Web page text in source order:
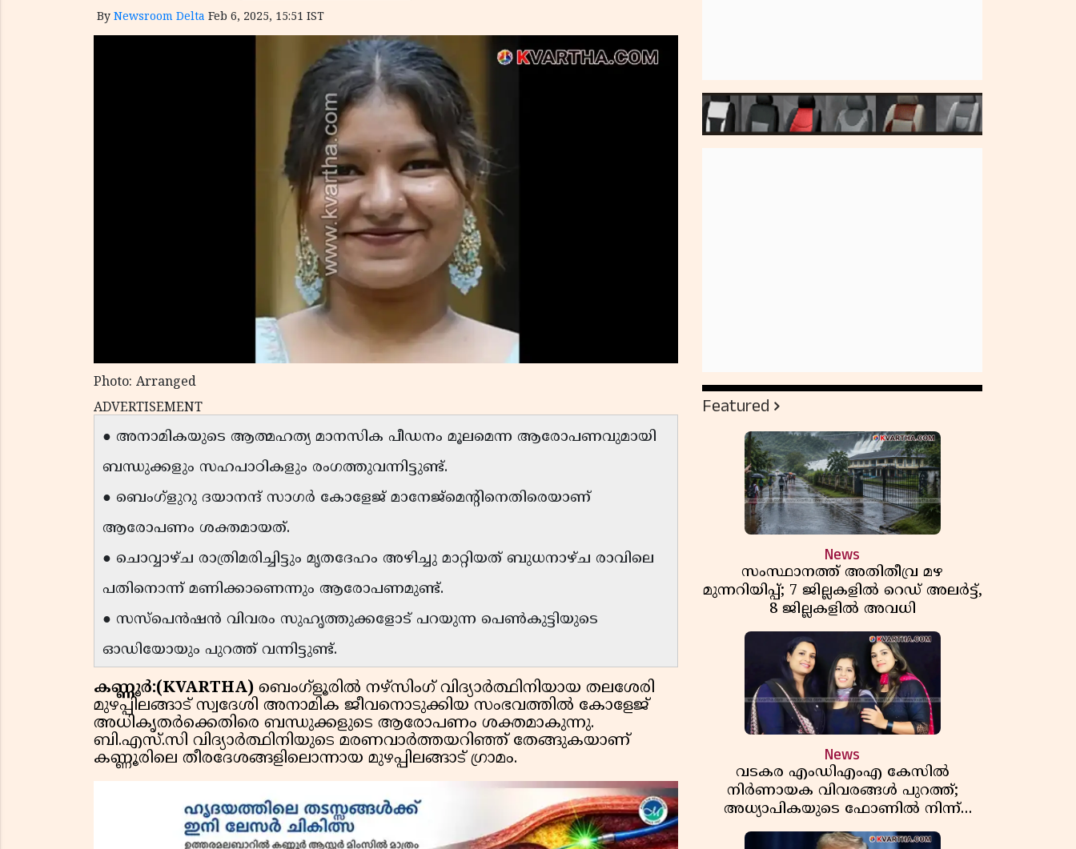
By Newsroom Delta Feb 6, 2025, 15:51 IST
Photo: Arranged
ADVERTISEMENT
● അനാമികയുടെ ആത്മഹത്യ മാനസിക പീഡനം മൂലമെന്ന ആരോപണവുമായി
ബന്ധുക്കളും സഹപാഠികളും രംഗത്തുവന്നിട്ടുണ്ട്.
● ബെംഗ്ളുറു ദയാനന്ദ് സാഗര്‍ കോളേജ് മാനേജ്‌മെന്റിനെതിരെയാണ്
ആരോപണം ശക്തമായത്.
● ചൊവ്വാഴ്ച രാത്രിമരിച്ചിട്ടും മൃതദേഹം അഴിച്ചു മാറ്റിയത് ബുധനാഴ്ച രാവിലെ
പതിനൊന്ന് മണിക്കാണെന്നും ആരോപണമുണ്ട്.
● സസ്‌പെന്‍ഷന്‍ വിവരം സുഹൃത്തുക്കളോട് പറയുന്ന പെണ്‍കുട്ടിയുടെ
ഓഡിയോയും പുറത്ത് വന്നിട്ടുണ്ട്.
കണ്ണൂർ:(KVARTHA) ബെംഗ്ളൂരിൽ നഴ്സിംഗ് വിദ്യാര്‍ത്ഥിനിയായ തലശേരി
മുഴപ്പിലങ്ങാട് സ്വദേശി അനാമിക ജീവനൊടുക്കിയ സംഭവത്തിൽ കോളേജ്
അധികൃതർക്കെതിരെ ബന്ധുക്കളുടെ ആരോപണം ശക്തമാകുന്നു.
ബി.എസ്.സി വിദ്യാർത്ഥിനിയുടെ മരണവാർത്തയറിഞ്ഞ് തേങ്ങുകയാണ്
കണ്ണൂരിലെ തീരദേശങ്ങളിലൊന്നായ മുഴപ്പിലങ്ങാട് ഗ്രാമം.
Featured
News
സംസ്ഥാനത്ത് അതിതീവ്ര മഴ
മുന്നറിയിപ്പ്; 7 ജില്ലകളിൽ റെഡ് അലർട്ട്,
8 ജില്ലകളിൽ അവധി
News
വടകര എംഡിഎംഎ കേസിൽ
നിർണായക വിവരങ്ങൾ പുറത്ത്;
അധ്യാപികയുടെ ഫോണിൽ നിന്ന്
ലഹരി ഇടപാട് ചാറ്റുകൾ കണ്ടെത്തി